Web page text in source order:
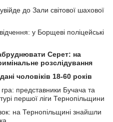
до Зали світової шахової
у Борщеві поліцейські
Серет: на
розслідування
чоловіків 18-60 років
представники Бучача та
першої ліги Тернопільщини
на Тернопільщині знайшли